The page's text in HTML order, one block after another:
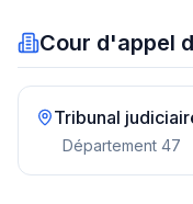
Cour d'appel
Tribunal
Département 47